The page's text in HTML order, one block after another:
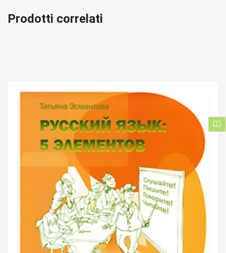
Prodotti correlati